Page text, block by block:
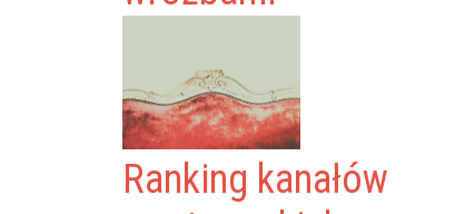
Ranking kanałów